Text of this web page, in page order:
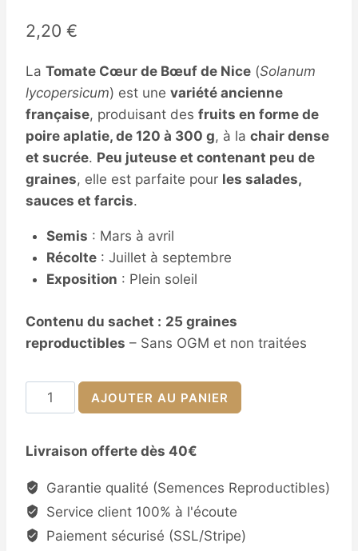
2,20 €
La Tomate Cœur de Bœuf de Nice (Solanum
lycopersicum) est une variété ancienne
française, produisant des fruits en forme de
poire aplatie, de 120 à 300 g, à la chair dense
et sucrée. Peu juteuse et contenant peu de
graines, elle est parfaite pour les salades,
sauces et farcis.
Semis : Mars à avril
Récolte: Juillet à septembre
Exposition : Plein soleil
Contenu du sachet : 25 graines
reproductibles – Sans OGM et non traitées
quantité
de
de
Tomate
Cœur
de
Bœuf
AJOUTER AU PANIER
Livraison offerte dès 40€
Garantie qualité (Semences Reproductibles)
Service client 100% à l'écoute
Paiement sécurisé (SSL/Stripe)